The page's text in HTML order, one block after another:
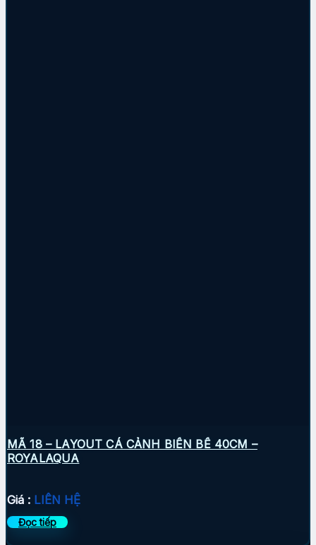
MÃ 18 – LAYOUT CÁ CẢNH BIỂN BỂ 40CM –
ROYALAQUA
Giá : LIÊN HỆ
Đọc tiếp